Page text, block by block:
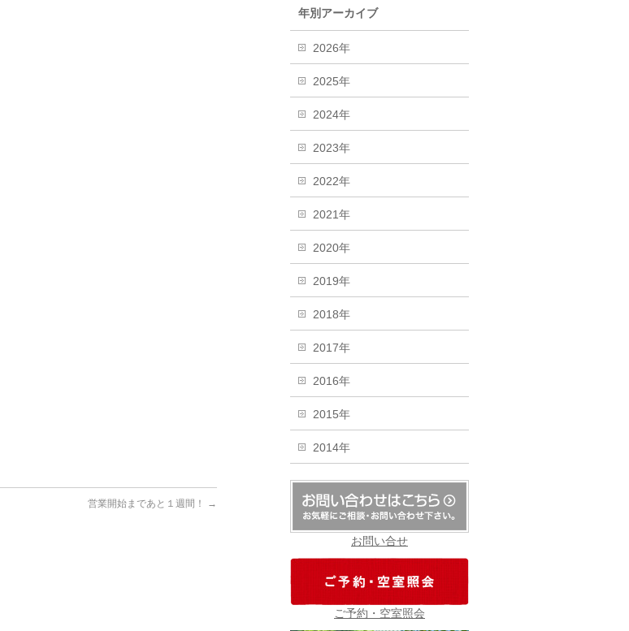
営業開始まであと１週間！ →
年別アーカイブ
2026年
2025年
2024年
2023年
2022年
2021年
2020年
2019年
2018年
2017年
2016年
2015年
2014年
お問い合せ
ご予約・空室照会